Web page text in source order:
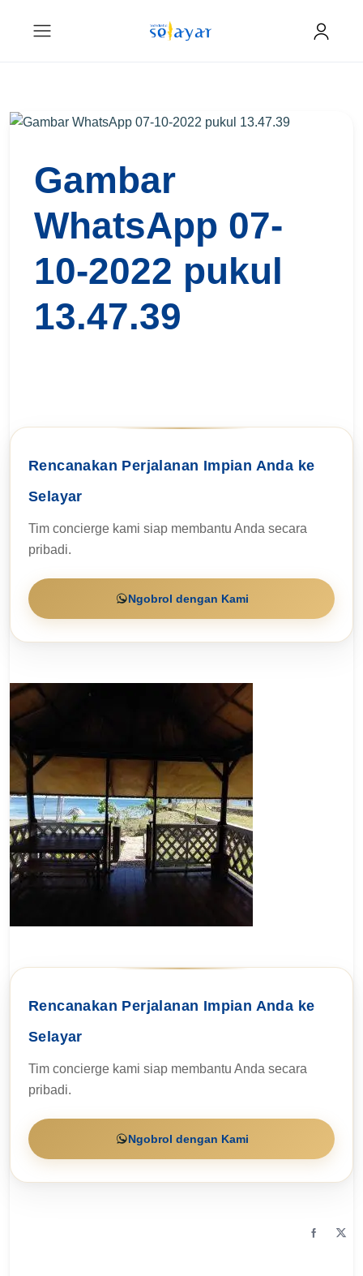
Gambar
WhatsApp 07-
10-2022 pukul
13.47.39
Rencanakan Perjalanan Impian Anda ke
Selayar
Tim concierge kami siap membantu Anda secara
pribadi.
Ngobrol dengan Kami
Rencanakan Perjalanan Impian Anda ke
Selayar
Tim concierge kami siap membantu Anda secara
pribadi.
Ngobrol dengan Kami